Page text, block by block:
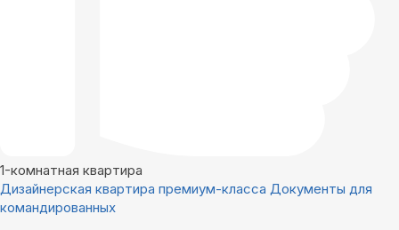
1-комнатная квартира
Дизайнерская квартира премиум-класса Документы для
командированных